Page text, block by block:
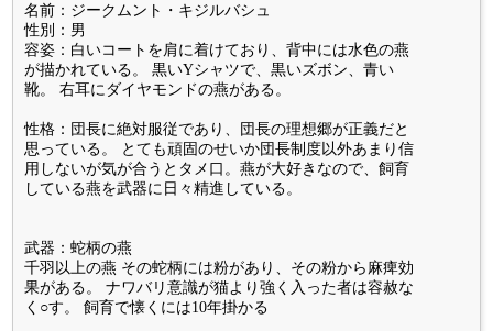
名前：ジークムント・キジルバシュ
性別：男
容姿：白いコートを肩に着けており、背中には水色の燕
が描かれている。 黒いYシャツで、黒いズボン、青い
靴。 右耳にダイヤモンドの燕がある。
性格：団長に絶対服従であり、団長の理想郷が正義だと
思っている。 とても頑固のせいか団長制度以外あまり信
用しないが気が合うとタメ口。燕が大好きなので、飼育
している燕を武器に日々精進している。
武器：蛇柄の燕
千羽以上の燕 その蛇柄には粉があり、その粉から麻痺効
果がある。 ナワバリ意識が猫より強く入った者は容赦な
く○す。 飼育で懐くには10年掛かる